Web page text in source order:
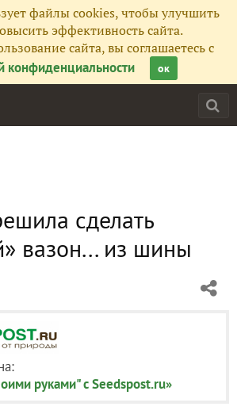
файлы cookies, чтобы улучшить
эффективность сайта.
сайта, вы соглашаетесь с
конфиденциальности
ок
сделать
вазон... из шины
руками" с Seedspost.ru»